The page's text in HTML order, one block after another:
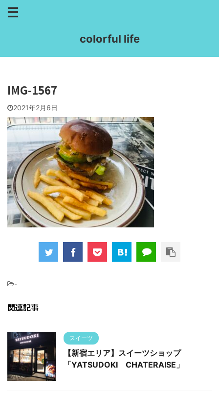
colorful life
IMG-1567
2021年2月6日
-
関連記事
スイーツ
【新宿エリア】スイーツショップ
「YATSUDOKI CHATERAISE」